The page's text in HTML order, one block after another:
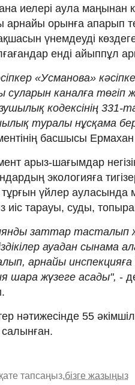
иелері аула маңынан
арнайы орынға апарып
үнемдеуді
енді айыппұл
«Усманова»
суларын каналға төгіп
кодексінің
туралы нұсқама
басшысы
арыз-шағымдар
экологияға
тұрғын үйлер
иіс тарауы, суды,
заттар тасталып
ауадан сынама
арнайы
шара жүзеге асады", -
нәтижесінде 55
тапсаңыз,бізге жазыңыз